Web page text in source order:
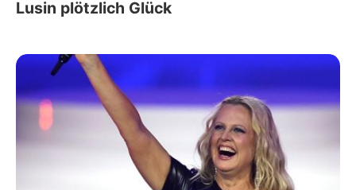
Lusin plötzlich Glück